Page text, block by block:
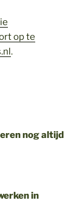
op te
.
nog altijd
in